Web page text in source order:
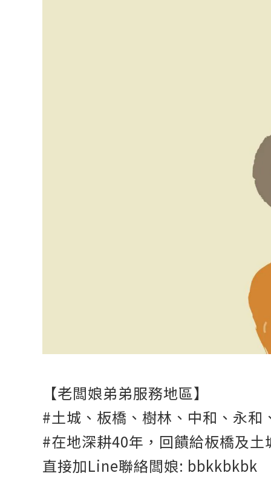
【老闆娘弟弟服務地區】
#土城、板橋、樹林、中和、永和
#在地深耕40年，回饋給板橋及
直接加Line聯絡闆娘: bbkkbkbk